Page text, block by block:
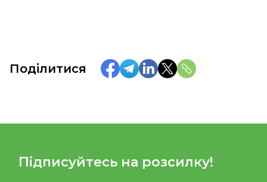
Поділитися
Підписуйтесь на розсилку!